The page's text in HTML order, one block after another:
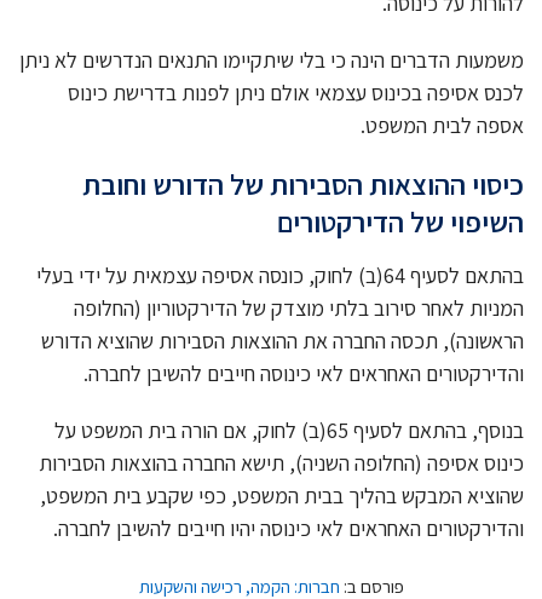
משמעות הדברים הינה כי בלי שיתקיימו התנאים הנדרשים לא ניתן
לכנס אסיפה בכינוס עצמאי אולם ניתן לפנות בדרישת כינוס
אספה לבית המשפט.
כיסוי ההוצאות הסבירות של הדורש וחובת
השיפוי של הדירקטורים
בהתאם לסעיף 64(ב) לחוק, כונסה אסיפה עצמאית על ידי בעלי
המניות לאחר סירוב בלתי מוצדק של הדירקטוריון (החלופה
הראשונה), תכסה החברה את ההוצאות הסבירות שהוציא הדורש
והדירקטורים האחראים לאי כינוסה חייבים להשיבן לחברה.
בנוסף, בהתאם לסעיף 65(ב) לחוק, אם הורה בית המשפט על
כינוס אסיפה (החלופה השניה), תישא החברה בהוצאות הסבירות
שהוציא המבקש בהליך בבית המשפט, כפי שקבע בית המשפט,
והדירקטורים האחראים לאי כינוסה יהיו חייבים להשיבן לחברה.
פורסם ב: חברות: הקמה, רכישה והשקעות